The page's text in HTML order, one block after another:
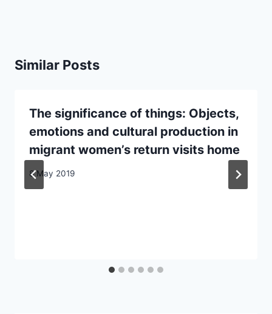
Similar Posts
The significance of things: Objects,
emotions and cultural production in
migrant women’s return visits home
8 May 2019